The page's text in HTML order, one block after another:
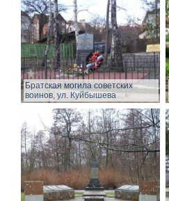
Братская могила советских
воинов, ул. Куйбышева